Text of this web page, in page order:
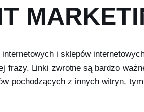
i sklepów
frazy. Linki zwrotne są bardzo
pochodzących z innych witryn,